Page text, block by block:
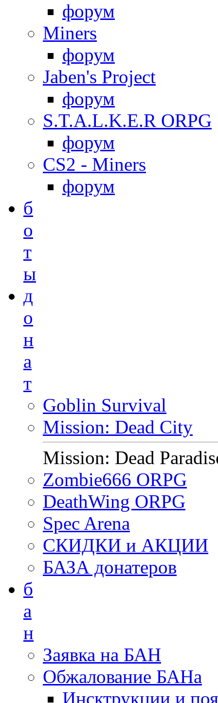
форум
Miners
форум
Jaben's Project
форум
S.T.A.L.K.E.R ORPG
форум
CS2 - Miners
форум
б
о
т
ы
д
о
н
а
т
Goblin Survival
Mission: Dead City
Mission: Dead
Zombie666 ORPG
DeathWing ORPG
Spec Arena
СКИДКИ и АКЦИИ
БАЗА донатеров
б
а
н
Заявка на БАН
Обжалование БАНа
Инсктрукции и